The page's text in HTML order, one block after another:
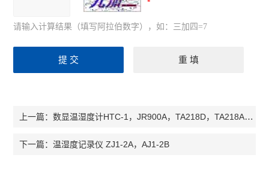
请输入计算结果（填写阿拉伯数字），如：三加四=7
上一篇：数显温湿度计HTC-1，JR900A，TA218D，TA218A，ETH-529，TH-101
下一篇：温湿度记录仪 ZJ1-2A，AJ1-2B